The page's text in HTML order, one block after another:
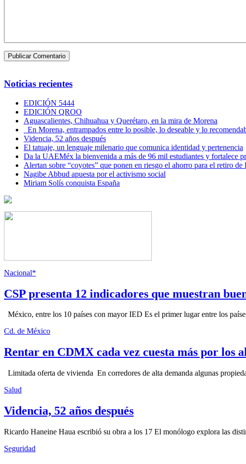
Noticias recientes
EDICIÓN 5444
EDICIÓN QROO
Aguascalientes, Chihuahua y Querétaro, en la mira de Morena
En Morena, entrampados entre lo posible, lo deseable y lo
Videncia, 52 años después
El tatuaje, un lenguaje milenario que comunica identidad y pertenencia
Da la UAEMéx la bienvenida a más de 96 mil estudiantes y fortalece
Alertan sobre “coyotes” que ponen en riesgo el ahorro para el retiro de
Nagibe Abbud apuesta por el activismo social
Miriam Solís conquista España
Nacional*
CSP presenta 12 indicadores que muestran
México, entre los 10 países con mayor IED Es el primer lugar entre los
Cd. de México
Rentar en CDMX cada vez cuesta más por los
Limitada oferta de vivienda En corredores de alta demanda algunas
Salud
Videncia, 52 años después
Ricardo Haneine Haua escribió su obra a los 17 El monólogo explora las
Seguridad